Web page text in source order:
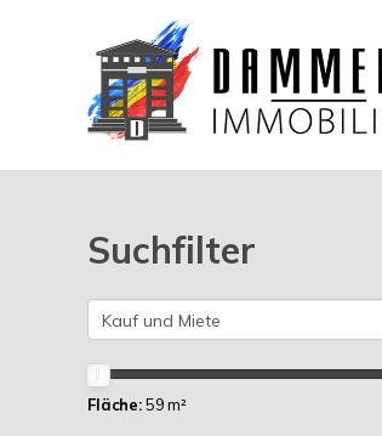
Suchfilter
Fläche:59 m²